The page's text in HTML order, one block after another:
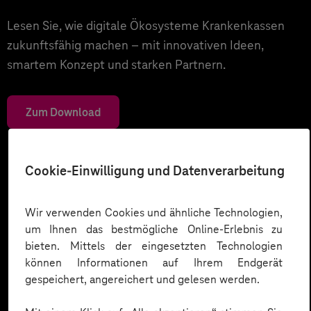
Cookie-Einwilligung und Datenverarbeitung
Wir verwenden Cookies und ähnliche Technologien,
um Ihnen das bestmögliche Online-Erlebnis zu
bieten. Mittels der eingesetzten Technologien
können Informationen auf Ihrem Endgerät
gespeichert, angereichert und gelesen werden.
Lesen Sie, wie digitale Ökosysteme Krankenkassen
zukunftsfähig machen – mit innovativen Ideen,
smartem Konzept und starken Partnern.
Zum Download